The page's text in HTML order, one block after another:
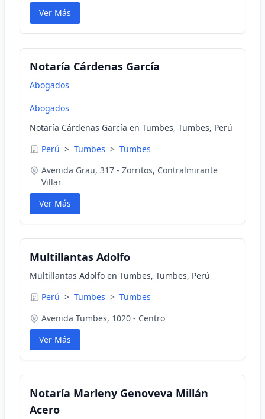
Ver Más
Notaría Cárdenas García
Abogados
Abogados
Notaría Cárdenas García en Tumbes, Tumbes, Perú
Perú > Tumbes > Tumbes
Avenida Grau, 317 - Zorritos, Contralmirante
Villar
Ver Más
Multillantas Adolfo
Multillantas Adolfo en Tumbes, Tumbes, Perú
Perú > Tumbes > Tumbes
Avenida Tumbes, 1020 - Centro
Ver Más
Notaría Marleny Genoveva Millán
Acero